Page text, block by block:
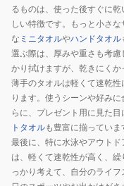
るものは、使った後すぐに
しい特徴です。もっと小さ
な ミニタオルやハンドタオル
選ぶ際は、厚みや重さも考
かり拭けますが、乾きにく
薄手のタオルは軽くて速乾
ります。使うシーンや好み
らに、プレゼント用に見た
トタオルも豊富に揃っていま
最後に、特に水泳やアウト
は、軽くて速乾性が高く、
っかり考えて、自分のライ